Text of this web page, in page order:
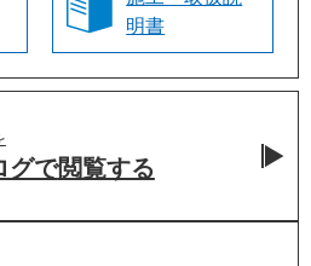
明書
グで閲覧する